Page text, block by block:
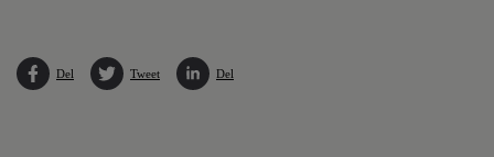
Del Tweet Del